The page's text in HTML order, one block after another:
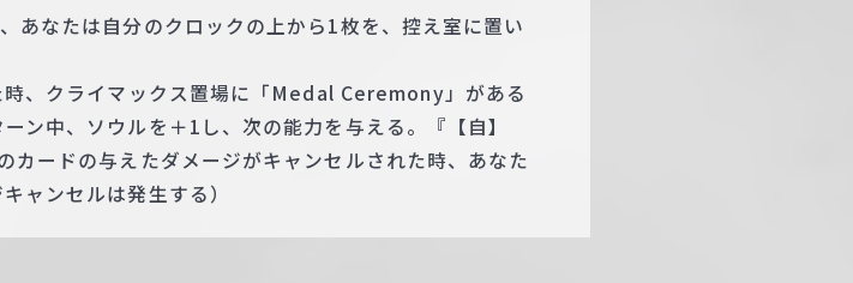
あなたは自分のクロックの上から1枚を、控え室に置い
時、クライマックス置場に「Medal Ceremony」がある
ン中、ソウルを＋1し、次の能力を与える。『【自】
カードの与えたダメージがキャンセルされた時、あなた
ャンセルは発生する）